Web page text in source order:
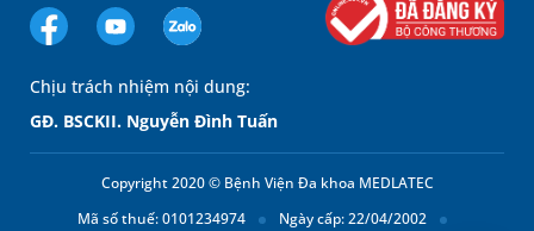
Chịu trách nhiệm nội dung:
GĐ. BSCKII. Nguyễn Đình Tuấn
Copyright 2020 © Bệnh Viện Đa khoa MEDLATEC
Mã số thuế: 0101234974
Ngày cấp: 22/04/2002